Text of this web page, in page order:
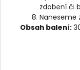
zdobení či
Naneseme
Obsah balení: